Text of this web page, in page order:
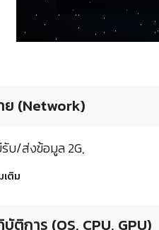
ย (Network)
รับ/ส่งข้อมูล 2G,
เติม
ติการ (OS, CPU, GPU)